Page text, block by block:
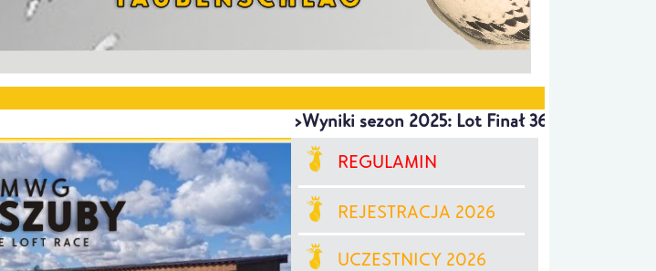
>Wyniki sezon 2025: Lot Finał 365 km
REGULAMIN
REJESTRACJA 2026
UCZESTNICY 2026